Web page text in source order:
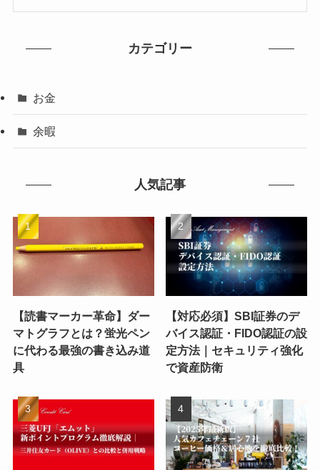
カテゴリー
お金
余暇
人気記事
【読書マーカー革命】ダー
マトグラフとは？蛍光ペン
に代わる最強の書き込み道
具
【対応必須】SBI証券のデ
バイス認証・FIDO認証の設
定方法｜セキュリティ強化
で資産防衛